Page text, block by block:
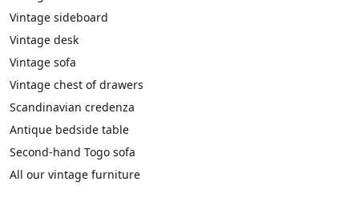
Vintage sideboard
Vintage desk
Vintage sofa
Vintage chest of drawers
Scandinavian credenza
Antique bedside table
Second-hand Togo sofa
All our vintage furniture